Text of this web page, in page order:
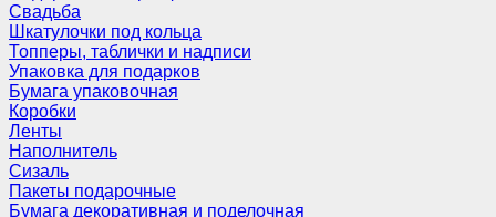
Свадьба
Шкатулочки под кольца
Топперы, таблички и надписи
Упаковка для подарков
Бумага упаковочная
Коробки
Ленты
Наполнитель
Сизаль
Пакеты подарочные
Бумага декоративная и поделочная